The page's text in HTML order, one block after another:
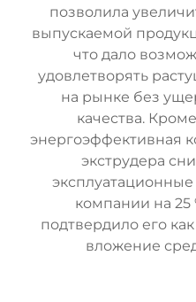
позволила
выпускаемой
что дало
удовлетворять
на рынке без
качества.
энергоэффективная
экструдера
эксплуатационные
компании на 25
подтвердило его
вложение